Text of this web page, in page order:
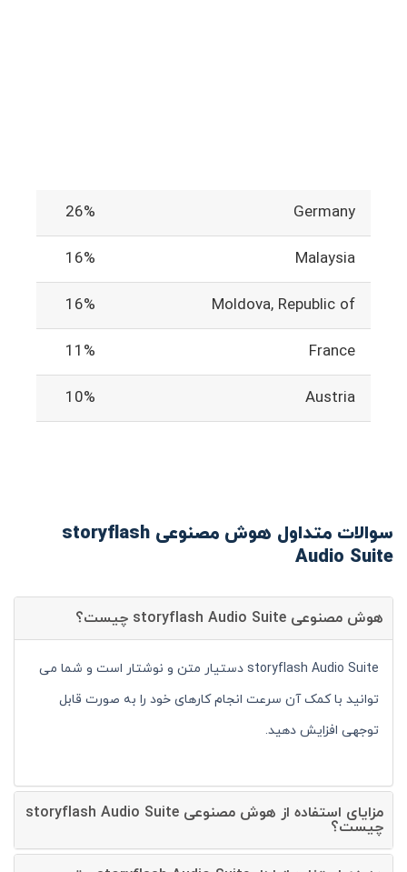
Germany
26%
Malaysia
16%
Moldova, Republic of
16%
France
11%
Austria
10%
سوالات متداول هوش مصنوعی storyflash
Audio Suite
هوش مصنوعی storyflash Audio Suite چیست؟
storyflash Audio Suite دستیار متن و نوشتار است و شما می
توانید با کمک آن سرعت انجام کارهای خود را به صورت قابل
توجهی افزایش دهید.
مزایای استفاده از هوش مصنوعی storyflash Audio Suite
چیست؟